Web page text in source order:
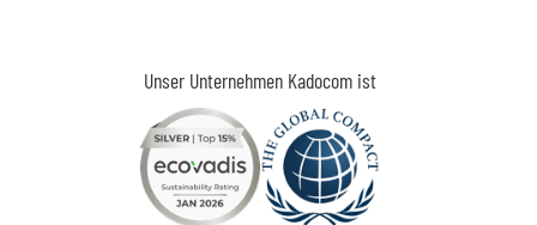
Unser Unternehmen Kadocom ist